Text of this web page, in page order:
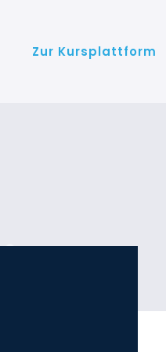
Zur Kursplattform